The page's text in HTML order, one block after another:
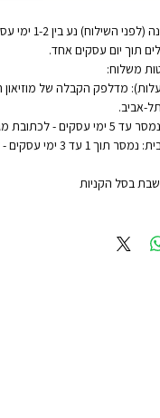
זמן הטיפול בכל
תוך יום עסקים אחד.
משלוח:
מדלפק הקבלה של מוזיאון
אביב.
3. אקספרס לדלת הבית: נמסר תוך
בסל הקניות